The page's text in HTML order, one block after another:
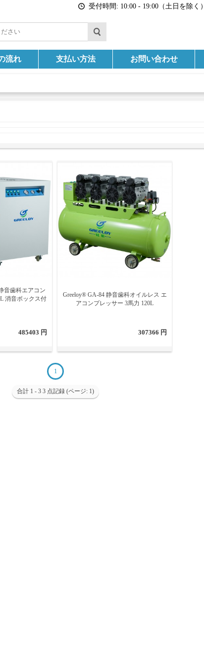
受付時間: 10:00 - 19:00（土日を除く）
流れ 支払い方法 お問い合わせ
音歯科エアコン
消音ボックス付
485403 円
Greeloy® GA-84 静音歯科オイルレス エ
アコンプレッサー 3馬力 120L
307366 円
1
合計 1 - 3 3 点記録 (ページ: 1)